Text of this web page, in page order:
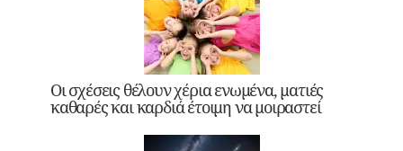
Οι σχέσεις θέλουν χέρια ενωμένα, ματιές
καθαρές και καρδιά έτοιμη να μοιραστεί